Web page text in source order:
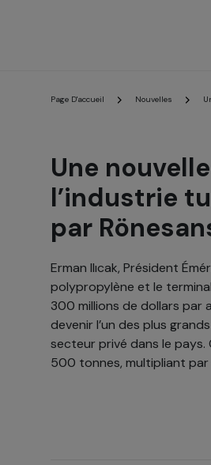
Page D'accueil Nouvelles
Une
l’industrie
par
Erman Ilıcak, Président
polypropylène et le
300 millions de dollars par
devenir l’un des plus
secteur privé dans le
500 tonnes, multipliant par